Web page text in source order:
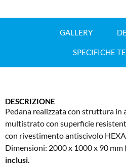
GALLERY
SPECIFICHE
DESCRIZIONE
Pedana realizzata con struttura in
multistrato con superficie
con rivestimento antiscivolo
Dimensioni: 2000 x 1000 x 90 mm
inclusi.